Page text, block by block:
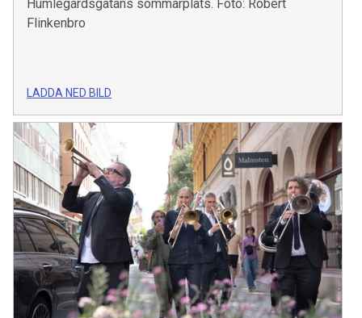
Humlegårdsgatans sommarplats. Foto: Robert
Flinkenbro
LADDA NED BILD